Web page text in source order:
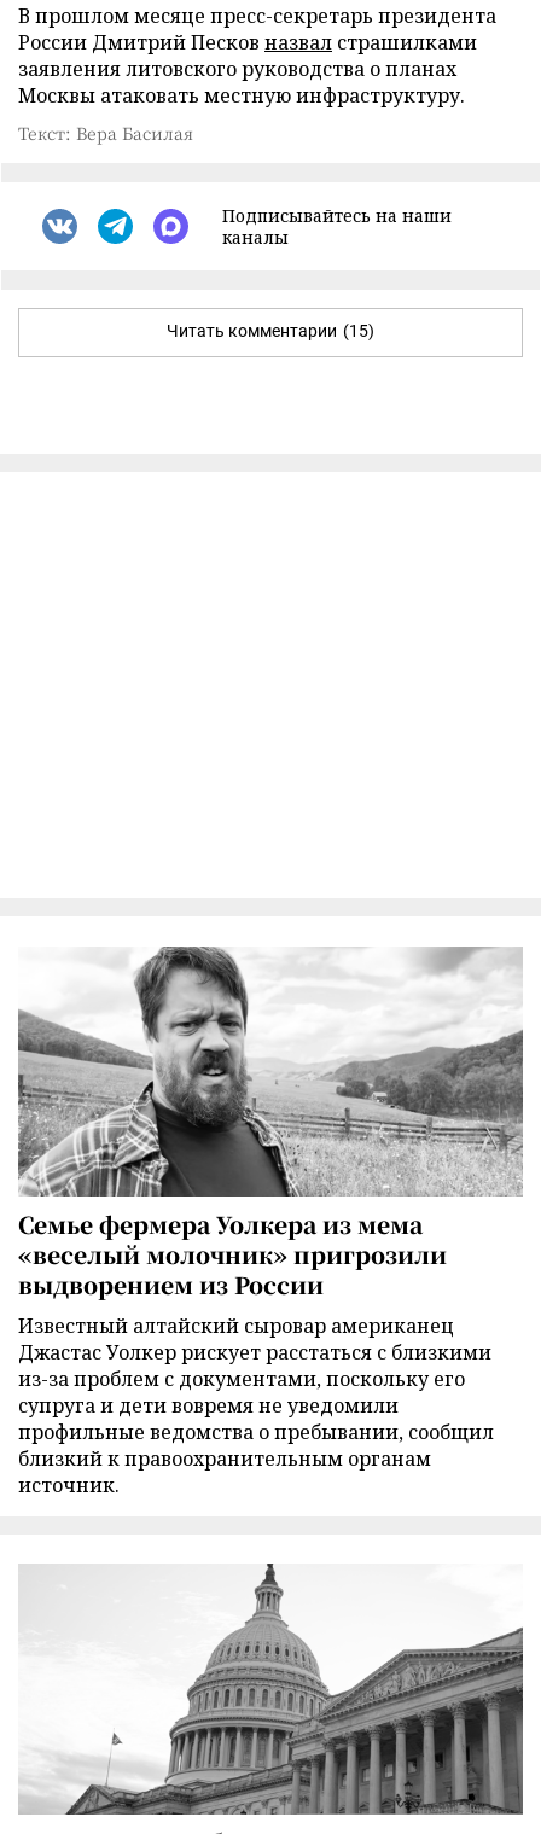
В прошлом месяце пресс-секретарь президента
России Дмитрий Песков назвал страшилками
заявления литовского руководства о планах
Москвы атаковать местную инфраструктуру.
Текст: Вера Басилая
Подписывайтесь на наши
каналы
Читать комментарии (15)
Семье фермера Уолкера из мема
«веселый молочник» пригрозили
выдворением из России
Известный алтайский сыровар американец
Джастас Уолкер рискует расстаться с близкими
из-за проблем с документами, поскольку его
супруга и дети вовремя не уведомили
профильные ведомства о пребывании, сообщил
близкий к правоохранительным органам
источник.